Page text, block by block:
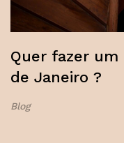
Quer fazer um
de Janeiro ?
Blog